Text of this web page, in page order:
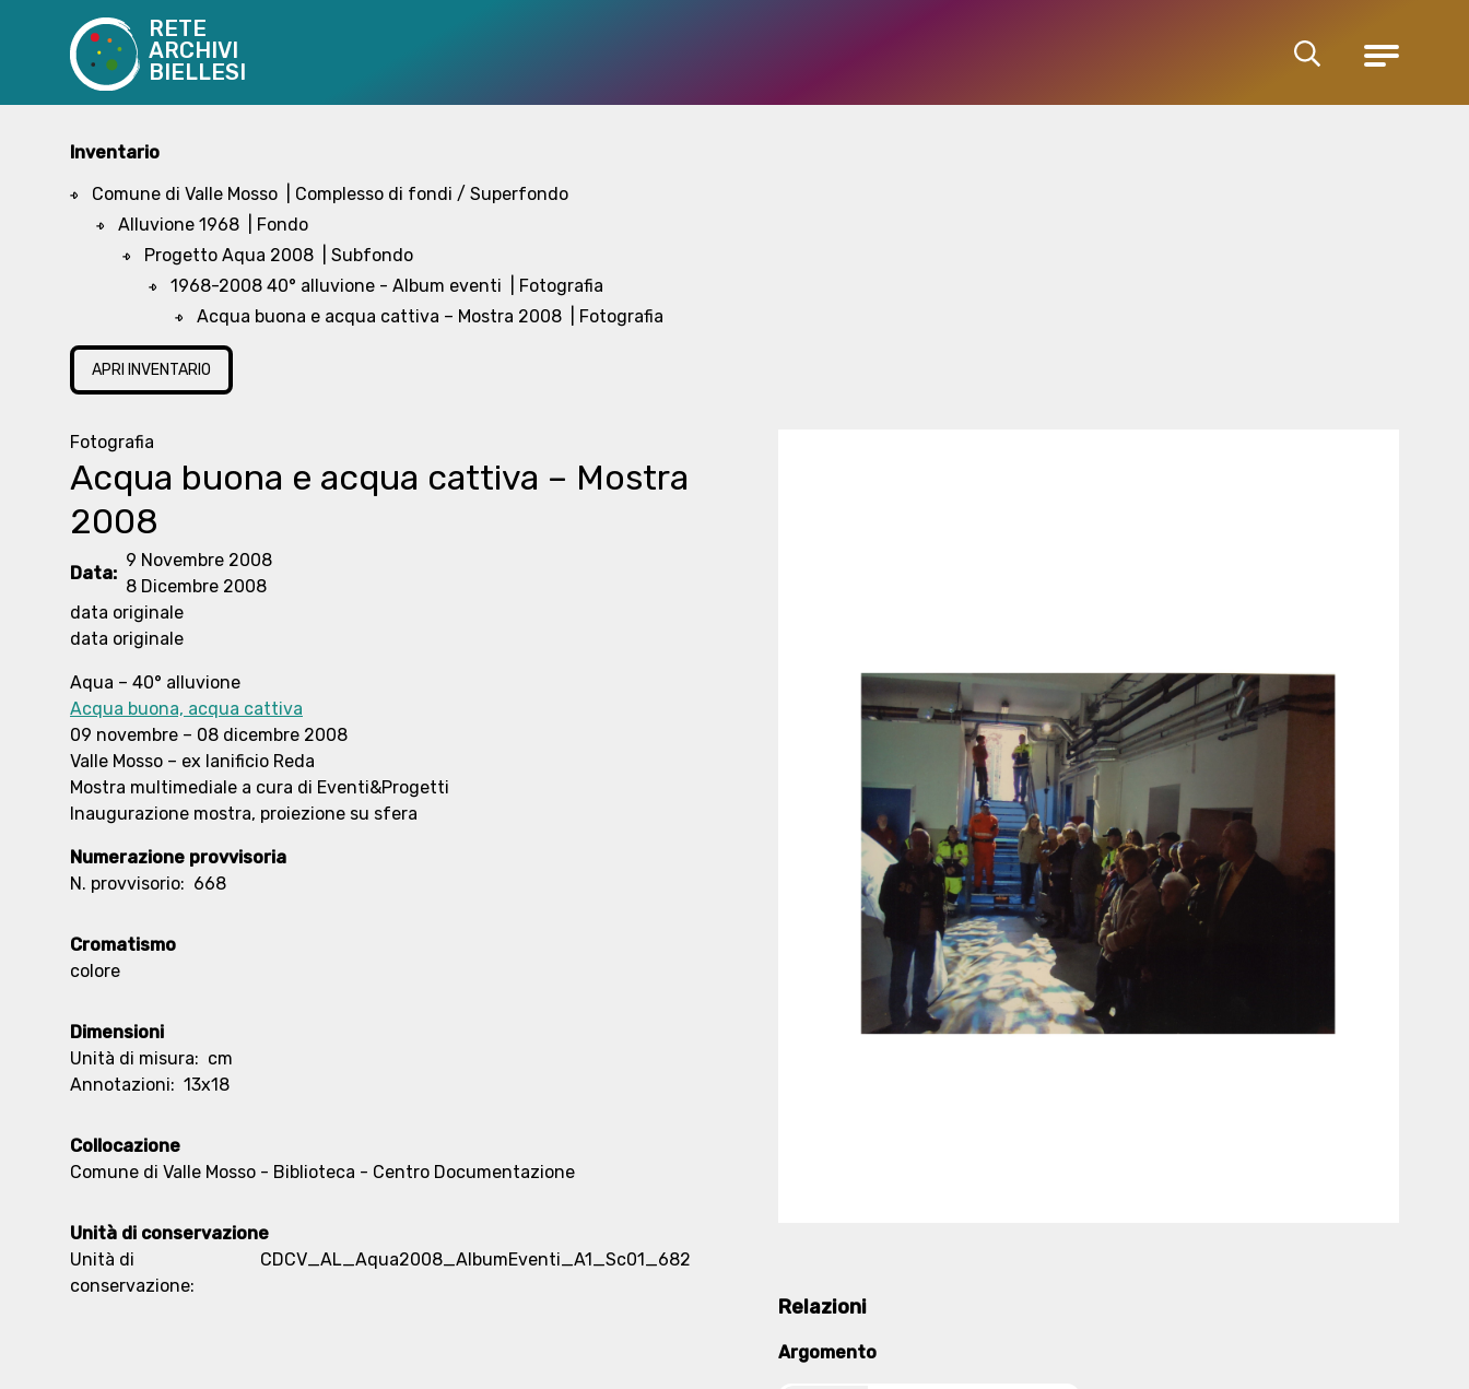
RETE
ARCHIVI
BIELLESI
Cerca Menu
Inventario
Comune di Valle Mosso
| Complesso di fondi / Superfondo
Alluvione 1968
| Fondo
Progetto Aqua 2008
| Subfondo
1968-2008 40° alluvione - Album eventi
| Fotografia
Acqua buona e acqua cattiva – Mostra 2008
| Fotografia
APRI INVENTARIO
Fotografia
Acqua buona e acqua cattiva – Mostra
2008
Data:
9 Novembre 2008
8 Dicembre 2008
data originale
data originale
Aqua – 40° alluvione
Acqua buona, acqua cattiva
09 novembre – 08 dicembre 2008
Valle Mosso – ex lanificio Reda
Mostra multimediale a cura di Eventi&Progetti
Inaugurazione mostra, proiezione su sfera
Numerazione provvisoria
N. provvisorio: 668
Cromatismo
colore
Dimensioni
Unità di misura: cm
Annotazioni: 13x18
Collocazione
Comune di Valle Mosso - Biblioteca - Centro Documentazione
Unità di conservazione
Unità di
conservazione:
CDCV_AL_Aqua2008_AlbumEventi_A1_Sc01_682
Relazioni
Argomento